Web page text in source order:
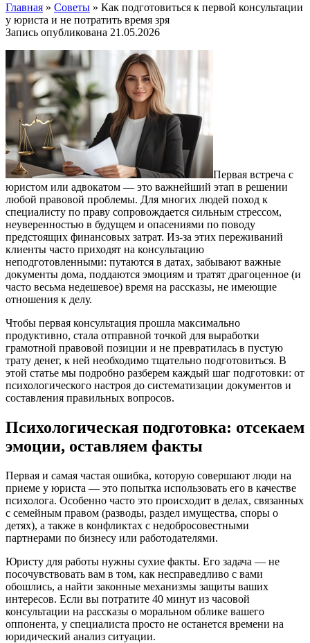
Главная » Советы » Как подготовиться к первой консультации
у юриста и не потратить время зря
Запись опубликована 21.05.2026
Первая встреча с
юристом или адвокатом — это важнейший этап в решении
любой правовой проблемы. Для многих людей поход к
специалисту по праву сопровождается сильным стрессом,
неуверенностью в будущем и опасениями по поводу
предстоящих финансовых затрат. Из-за этих переживаний
клиенты часто приходят на консультацию
неподготовленными: путаются в датах, забывают важные
документы дома, поддаются эмоциям и тратят драгоценное (и
часто весьма недешевое) время на рассказы, не имеющие
отношения к делу.
Чтобы первая консультация прошла максимально
продуктивно, стала отправной точкой для выработки
грамотной правовой позиции и не превратилась в пустую
трату денег, к ней необходимо тщательно подготовиться. В
этой статье мы подробно разберем каждый шаг подготовки: от
психологического настроя до систематизации документов и
составления правильных вопросов.
Психологическая подготовка: отсекаем
эмоции, оставляем факты
Первая и самая частая ошибка, которую совершают люди на
приеме у юриста — это попытка использовать его в качестве
психолога. Особенно часто это происходит в делах, связанных
с семейным правом (разводы, раздел имущества, споры о
детях), а также в конфликтах с недобросовестными
партнерами по бизнесу или работодателями.
Юристу для работы нужны сухие факты. Его задача — не
посочувствовать вам в том, как несправедливо с вами
обошлись, а найти законные механизмы защиты ваших
интересов. Если вы потратите 40 минут из часовой
консультации на рассказы о моральном облике вашего
оппонента, у специалиста просто не останется времени на
юридический анализ ситуации.